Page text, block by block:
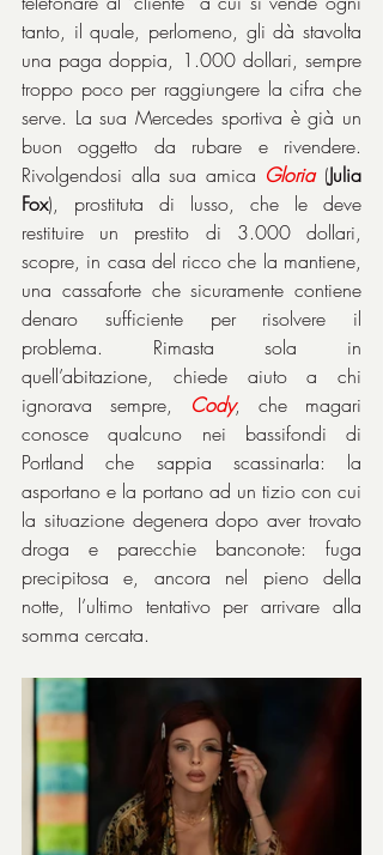
tanto, il quale, perlomeno, gli dà stavolta
una paga doppia, 1.000 dollari, sempre
troppo poco per raggiungere la cifra che
serve. La sua Mercedes sportiva è già un
buon oggetto da rubare e rivendere.
Rivolgendosi alla sua amica Gloria (Julia
Fox), prostituta di lusso, che le deve
restituire un prestito di 3.000 dollari,
scopre, in casa del ricco che la mantiene,
una cassaforte che sicuramente contiene
denaro sufficiente per risolvere il
problema. Rimasta sola in
quell’abitazione, chiede aiuto a chi
ignorava sempre, Cody, che magari
conosce qualcuno nei bassifondi di
Portland che sappia scassinarla: la
asportano e la portano ad un tizio con cui
la situazione degenera dopo aver trovato
droga e parecchie banconote: fuga
precipitosa e, ancora nel pieno della
notte, l’ultimo tentativo per arrivare alla
somma cercata.